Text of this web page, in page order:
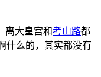
离大皇宫和考山路都
什么的，其实都没有